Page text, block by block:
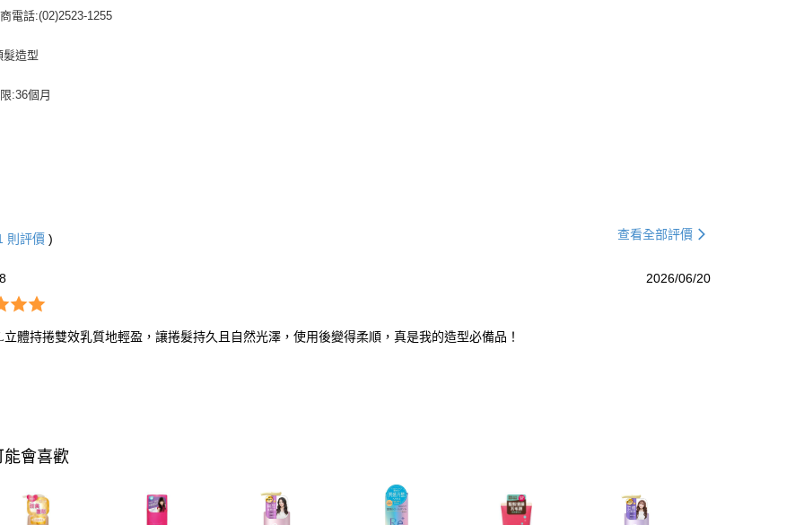
電話:(02)2523-1255
髮造型
:36個月
則評價 ) 查看全部評價
2026/06/20
立體持捲雙效乳質地輕盈，讓捲髮持久且自然光澤，使用後變得柔順，真是我的造型必備品！
能會喜歡